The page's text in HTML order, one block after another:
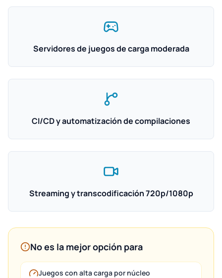
Servidores de juegos de carga moderada
CI/CD y automatización de compilaciones
Streaming y transcodificación 720p/1080p
No es la mejor opción para
Juegos con alta carga por núcleo